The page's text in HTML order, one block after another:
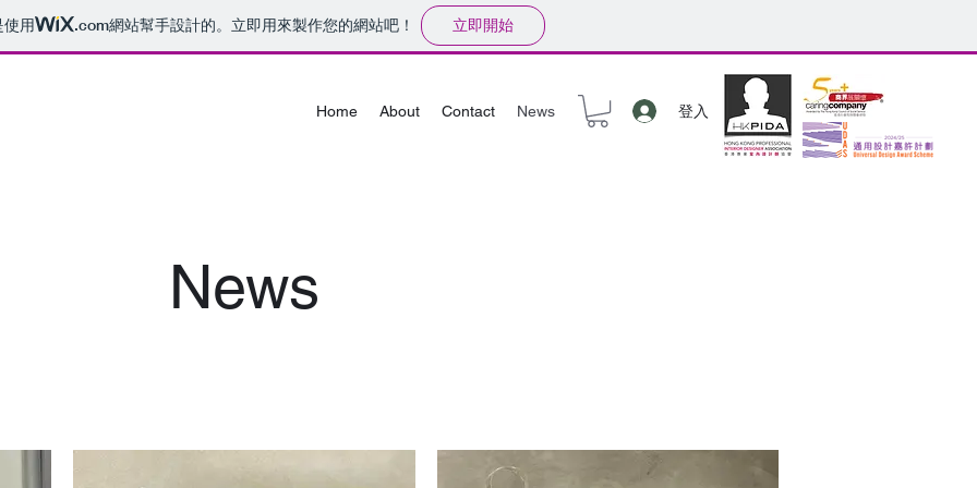
用 .com網站幫手設計的。立即用來製作您的網站吧！ 立即開始
Home About Contact News 登入
News